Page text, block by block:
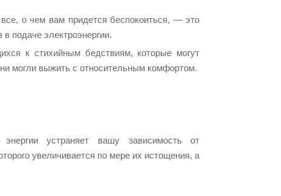
о чем вам придется беспокоиться, — это
подаче электроэнергии.
к стихийным бедствиям, которые могут
могли выжить с относительным комфортом.
энергии устраняет вашу зависимость от
увеличивается по мере их истощения, а